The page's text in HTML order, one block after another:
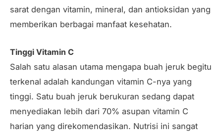
sarat dengan vitamin, mineral, dan antioksidan yang
memberikan berbagai manfaat kesehatan.
Tinggi Vitamin C
Salah satu alasan utama mengapa buah jeruk begitu
terkenal adalah kandungan vitamin C-nya yang
tinggi. Satu buah jeruk berukuran sedang dapat
menyediakan lebih dari 70% asupan vitamin C
harian yang direkomendasikan. Nutrisi ini sangat